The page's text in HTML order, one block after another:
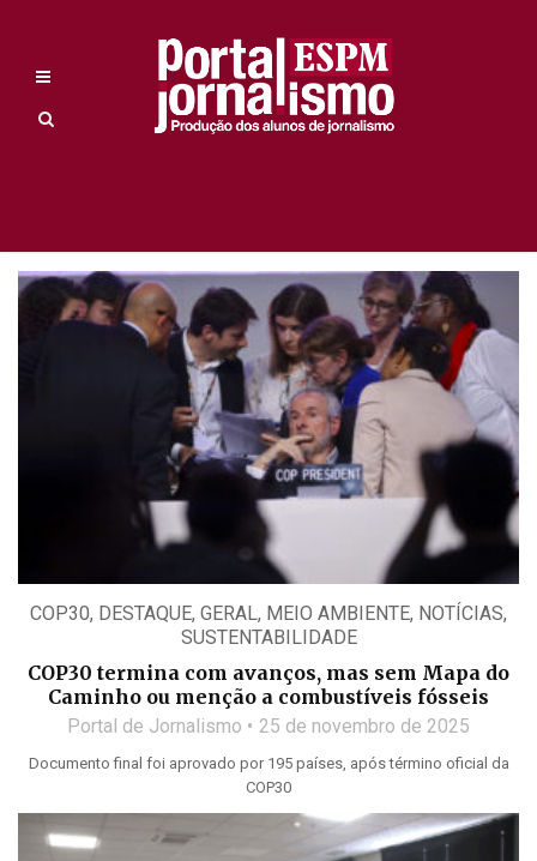
COP30, DESTAQUE, GERAL, MEIO AMBIENTE, NOTÍCIAS,
SUSTENTABILIDADE
COP30 termina com avanços, mas sem Mapa do
Caminho ou menção a combustíveis fósseis
Portal de Jornalismo 25 de novembro de 2025
Documento final foi aprovado por 195 países, após término oficial da
COP30